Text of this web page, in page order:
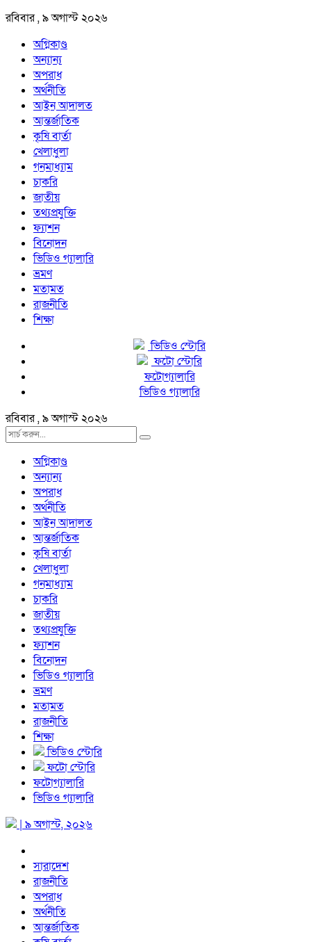
রবিবার , ৯ অগাস্ট ২০২৬
অগ্নিকাণ্ড
অন্যান্য
অপরাধ
অর্থনীতি
আইন আদালত
আন্তর্জাতিক
কৃষি বার্তা
খেলাধুলা
গনমাধ্যাম
চাকরি
জাতীয়
তথ্যপ্রযুক্তি
ফ্যাশন
বিনোদন
ভিডিও গ্যালারি
ভ্রমণ
মতামত
রাজনীতি
শিক্ষা
ভিডিও স্টোরি
ফটো স্টোরি
ফটোগ্যালারি
ভিডিও গ্যালারি
রবিবার , ৯ অগাস্ট ২০২৬
অগ্নিকাণ্ড
অন্যান্য
অপরাধ
অর্থনীতি
আইন আদালত
আন্তর্জাতিক
কৃষি বার্তা
খেলাধুলা
গনমাধ্যাম
চাকরি
জাতীয়
তথ্যপ্রযুক্তি
ফ্যাশন
বিনোদন
ভিডিও গ্যালারি
ভ্রমণ
মতামত
রাজনীতি
শিক্ষা
ভিডিও স্টোরি
ফটো স্টোরি
ফটোগ্যালারি
ভিডিও গ্যালারি
| ৯ অগাস্ট, ২০২৬
সারাদেশ
রাজনীতি
অপরাধ
অর্থনীতি
আন্তর্জাতিক